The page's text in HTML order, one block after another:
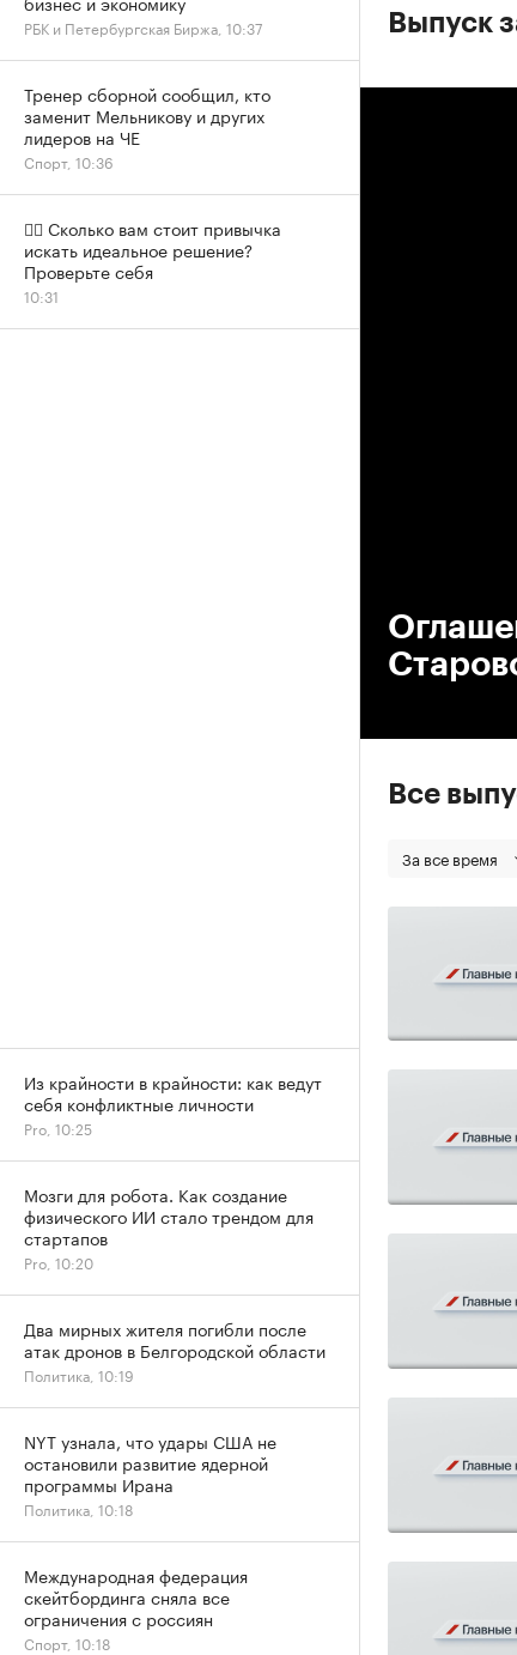
Выпуск
Все
За все время
РБК и Петербургская Биржа, 10:37
Тренер сборной сообщил, кто
заменит Мельникову и других
лидеров на ЧЕ
Спорт, 10:36
✍🏻 Сколько вам стоит привычка
искать идеальное решение?
Проверьте себя
10:31
Из крайности в крайности: как ведут
себя конфликтные личности
Pro, 10:25
Мозги для робота. Как создание
физического ИИ стало трендом для
стартапов
Pro, 10:20
Два мирных жителя погибли после
атак дронов в Белгородской области
Политика, 10:19
NYT узнала, что удары США не
остановили развитие ядерной
программы Ирана
Политика, 10:18
Международная федерация
скейтбординга сняла все
ограничения с россиян
Спорт, 10:18